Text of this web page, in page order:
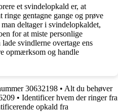
et svindelopkald er, at
gentagne gange og prøve
deltager i svindelopkaldet,
for at miste personlige
svindlerne overtage ens
opmærksom og handle
30632198 • Alt du behøver
• Identificer hvem der ringer fra
opkald fra